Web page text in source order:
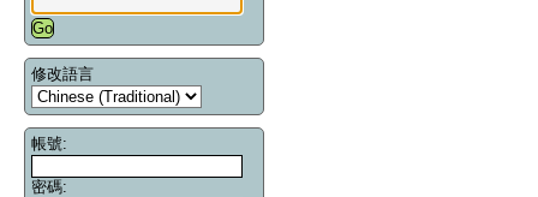
修改語言
帳號:
密碼: